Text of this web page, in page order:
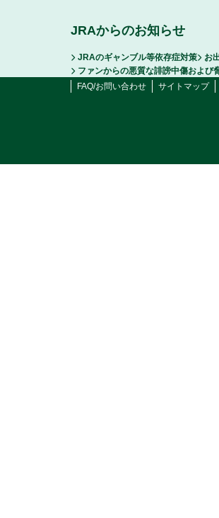
JRAからのお知らせ
JRAのギャンブル等依存症対策
お
ファンからの悪質な誹謗中傷および
FAQ/お問い合わせ
サイトマップ